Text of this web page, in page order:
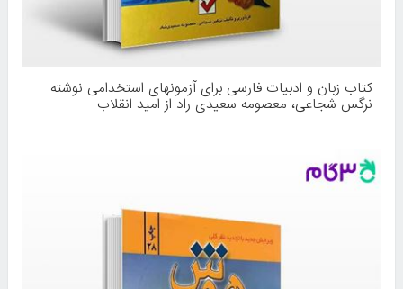
کتاب زبان و ادبیات فارسی برای آزمونهای استخدامی نوشته
نرگس شجاعی، معصومه سعیدی راد از امید انقلاب